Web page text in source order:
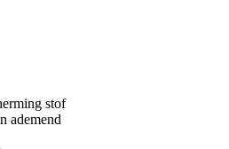
stof
ademend